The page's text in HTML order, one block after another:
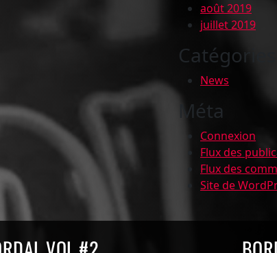
août 2019
juillet 2019
Catégories
News
Méta
Connexion
Flux des
Flux des
Site de